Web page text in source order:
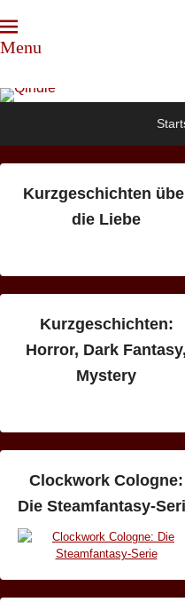
Menu
Qindie
Das Autorenkorrektiv
Kurzgeschichten
die Liebe
Kurzgeschichten:
Horror, Dark Fantasy,
Mystery
Clockwork Cologne:
Die Steamfantasy-